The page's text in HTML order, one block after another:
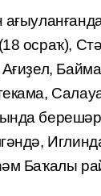
осраҡ),
берешәр
Баҡалы